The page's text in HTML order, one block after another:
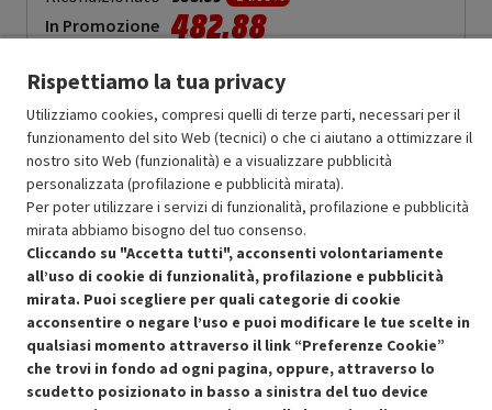
In Promozione 482.88
Aggiungi al carrello
OFFERTE IMPERDIBILI
Risparmio garantito rispetto al corrispondente prodotto nuovo.
Condizioni generali di vendita
Cookie Policy
Recedere dal contratto qui
Rispettiamo la tua privacy
Utilizziamo cookies, compresi quelli di terze parti, necessari per il
funzionamento del sito Web (tecnici) o che ci aiutano a ottimizzare il
nostro sito Web (funzionalità) e a visualizzare pubblicità
personalizzata (profilazione e pubblicità mirata).
Per poter utilizzare i servizi di funzionalità, profilazione e pubblicità
mirata abbiamo bisogno del tuo consenso.
Cliccando su "Accetta tutti", acconsenti volontariamente
all’uso di cookie di funzionalità, profilazione e pubblicità
mirata. Puoi scegliere per quali categorie di cookie
acconsentire o negare l’uso e puoi modificare le tue scelte in
qualsiasi momento attraverso il link “Preferenze Cookie”
che trovi in fondo ad ogni pagina, oppure, attraverso lo
scudetto posizionato in basso a sinistra del tuo device